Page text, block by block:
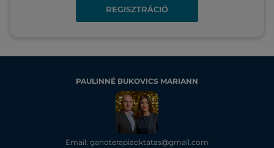
REGISZTRÁCIÓ
PAULINNÉ BUKOVICS MARIANN
Email: ganoterapiaoktatas@gmail.com